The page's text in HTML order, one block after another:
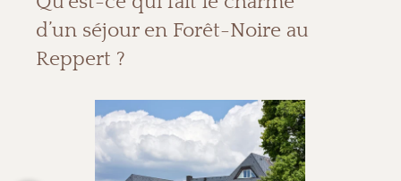
d’un séjour en Forêt-Noire au
Reppert ?